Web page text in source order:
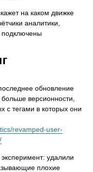
на каком движке
аналитики,
подключены
обновление
версионности,
с тегами в которых они
revamped-user-
удалили
плохие